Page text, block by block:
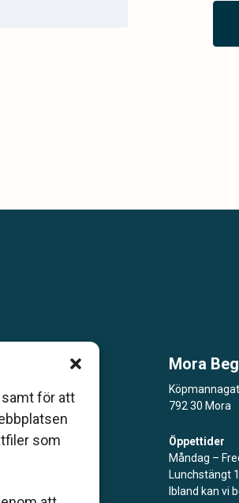
för att
som
både
Mora
792 30 Mora
Öppettider
Måndag –
Lunchstängt
Ibland kan vi